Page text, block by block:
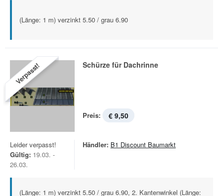
(Länge: 1 m) verzinkt 5.50 / grau 6.90
Verpasst! Schürze für Dachrinne
Preis: € 9,50
Leider verpasst!
Gültig: 19.03. -
26.03.
Händler: B1 Discount Baumarkt
(Länge: 1 m) verzinkt 5.50 / grau 6.90, 2. Kantenwinkel (Länge: